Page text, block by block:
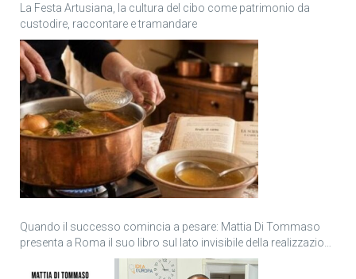
La Festa Artusiana, la cultura del cibo come patrimonio da
custodire, raccontare e tramandare
Quando il successo comincia a pesare: Mattia Di Tommaso
presenta a Roma il suo libro sul lato invisibile della realizzazione